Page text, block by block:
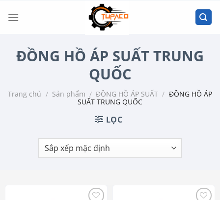
đến
ĐỒNG HỒ ÁP SUẤT TRUNG
QUỐC
Trang chủ / Sản phẩm / ĐỒNG HỒ ÁP SUẤT / ĐỒNG HỒ ÁP
SUẤT TRUNG QUỐC
LỌC